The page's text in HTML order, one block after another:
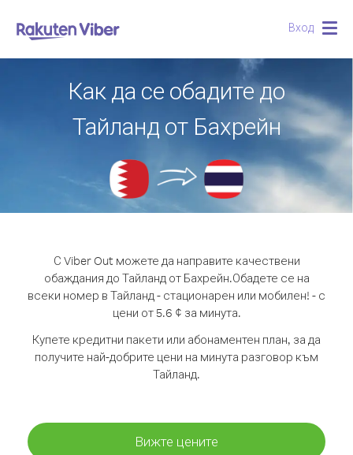
Вход
Как да се обадите до
Тайланд от Бахрейн
С Viber Out можете да направите качествени
обаждания до Тайланд от Бахрейн.Обадете се на
всеки номер в Тайланд - стационарен или мобилен! - с
цени от 5.6 ¢ за минута.
Купете кредитни пакети или абонаментен план, за да
получите най-добрите цени на минута разговор към
Тайланд.
Вижте цените